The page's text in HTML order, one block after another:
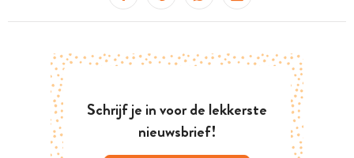
Schrijf je in voor de lekkerste
nieuwsbrief!